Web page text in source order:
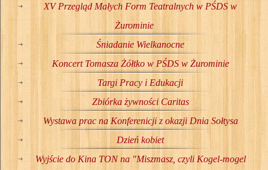
XV Przegląd Małych Form Teatralnych w PŚDS w
Żurominie
Śniadanie Wielkanocne
Koncert Tomasza Żółtko w PŚDS w Żurominie
Targi Pracy i Edukacji
Zbiórka żywności Caritas
Wystawa prac na Konferenicji z okazji Dnia Sołtysa
Dzień kobiet
Wyjście do Kina TON na "Miszmasz, czyli Kogel-mogel